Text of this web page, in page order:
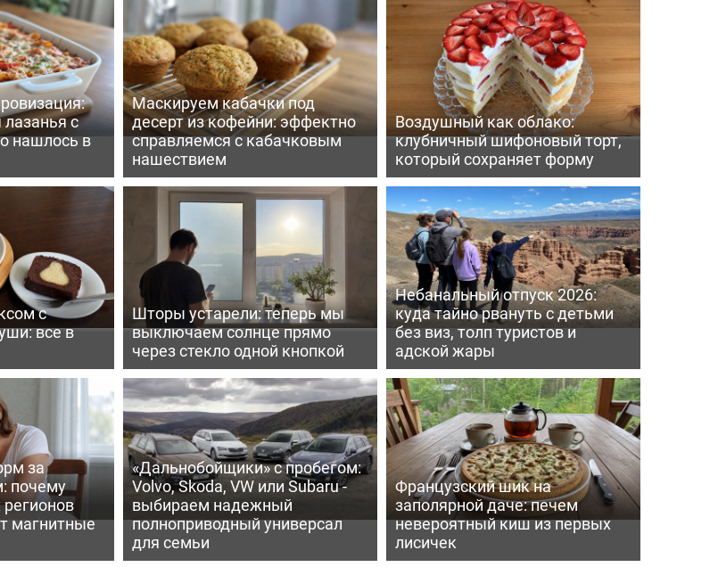
с
нашлось в
Маскируем кабачки под
десерт из кофейни: эффектно
справляемся с кабачковым
нашествием
Воздушный как облако:
клубничный шифоновый торт,
который сохраняет форму
с
все в
Шторы устарели: теперь мы
выключаем солнце прямо
через стекло одной кнопкой
Небанальный отпуск 2026:
куда тайно рвануть с детьми
без виз, толп туристов и
адской жары
за
почему
магнитные
«Дальнобойщики» с пробегом:
Volvo, Skoda, VW или Subaru -
выбираем надежный
полноприводный универсал
для семьи
Французский шик на
заполярной даче: печем
невероятный киш из первых
лисичек